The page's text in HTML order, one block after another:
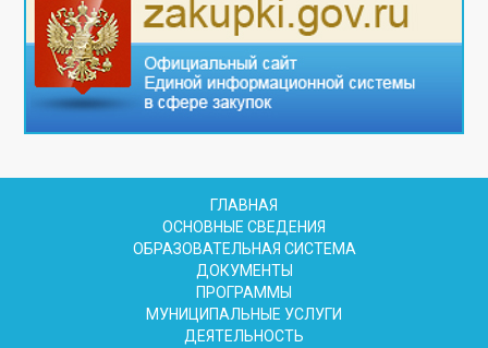
ГЛАВНАЯ
ОСНОВНЫЕ СВЕДЕНИЯ
ОБРАЗОВАТЕЛЬНАЯ СИСТЕМА
ДОКУМЕНТЫ
ПРОГРАММЫ
МУНИЦИПАЛЬНЫЕ УСЛУГИ
ДЕЯТЕЛЬНОСТЬ